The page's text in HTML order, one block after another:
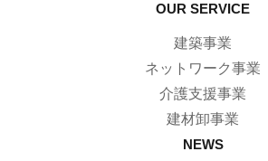
OUR SERVICE
建築事業
ネットワーク事業
介護支援事業
建材卸事業
NEWS